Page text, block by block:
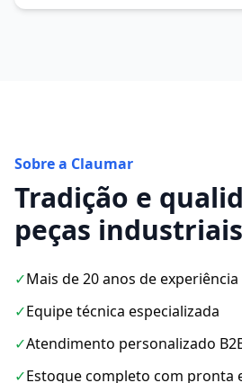
Sobre a Claumar
Tradição e
peças industriais
✓Mais de 20 anos de
✓Equipe técnica especializada
✓Atendimento personalizado
✓Estoque completo com pronta